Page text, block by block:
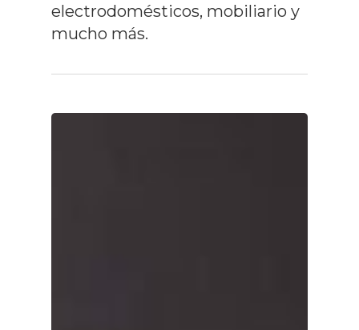
electrodomésticos, mobiliario y
mucho más.